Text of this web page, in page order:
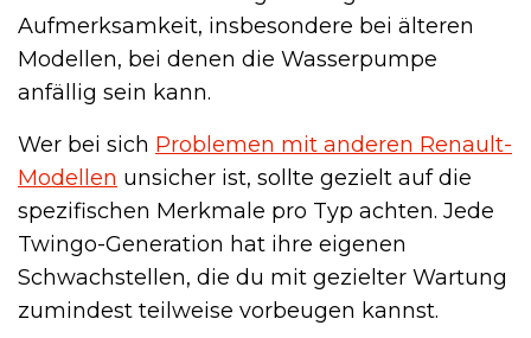
Aufmerksamkeit, insbesondere bei älteren
Modellen, bei denen die Wasserpumpe
anfällig sein kann.
Wer bei sich Problemen mit anderen Renault-
Modellen unsicher ist, sollte gezielt auf die
spezifischen Merkmale pro Typ achten. Jede
Twingo-Generation hat ihre eigenen
Schwachstellen, die du mit gezielter Wartung
zumindest teilweise vorbeugen kannst.